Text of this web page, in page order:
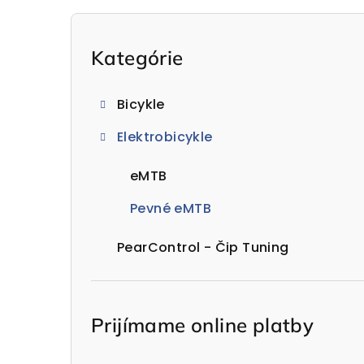
B
Preskočiť
kategórie
Kategórie
Bicykle
Elektrobicykle
eMTB
Pevné eMTB
PearControl - Čip Tuning
Prijímame online platby